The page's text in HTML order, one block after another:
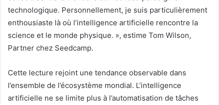
technologique. Personnellement, je suis particulièrement
enthousiaste là où l’intelligence artificielle rencontre la
science et le monde physique. », estime Tom Wilson,
Partner chez Seedcamp.
Cette lecture rejoint une tendance observable dans
l’ensemble de l’écosystème mondial. L’intelligence
artificielle ne se limite plus à l’automatisation de tâches